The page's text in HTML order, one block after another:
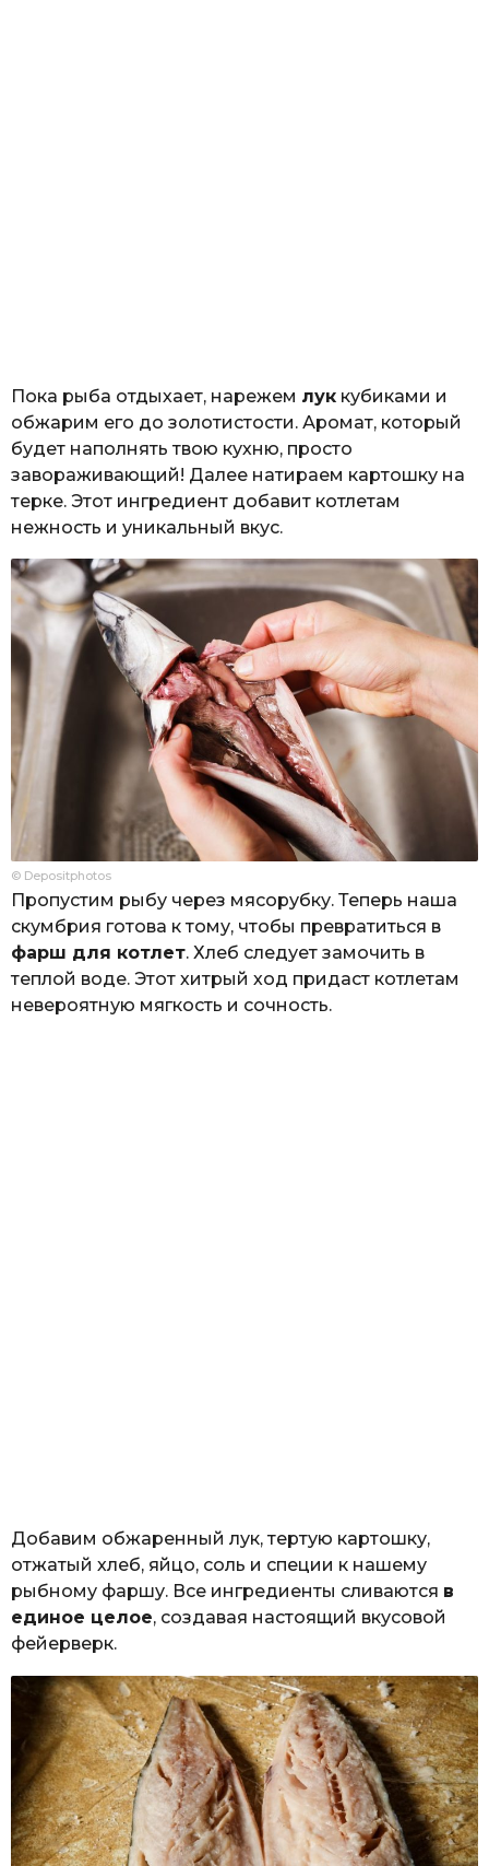
Пока рыба отдыхает, нарежем лук кубиками и
обжарим его до золотистости. Аромат, который
будет наполнять твою кухню, просто
завораживающий! Далее натираем картошку на
терке. Этот ингредиент добавит котлетам
нежность и уникальный вкус.
© Depositphotos
Пропустим рыбу через мясорубку. Теперь наша
скумбрия готова к тому, чтобы превратиться в
фарш для котлет. Хлеб следует замочить в
теплой воде. Этот хитрый ход придаст котлетам
невероятную мягкость и сочность.
Добавим обжаренный лук, тертую картошку,
отжатый хлеб, яйцо, соль и специи к нашему
рыбному фаршу. Все ингредиенты сливаются в
единое целое, создавая настоящий вкусовой
фейерверк.